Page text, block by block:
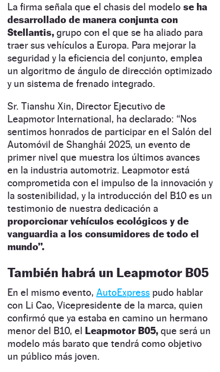
La firma señala que el chasis del modelo se ha
desarrollado de manera conjunta con
Stellantis, grupo con el que se ha aliado para
traer sus vehículos a Europa. Para mejorar la
seguridad y la eficiencia del conjunto, emplea
un algoritmo de ángulo de dirección optimizado
y un sistema de frenado integrado.
Sr. Tianshu Xin, Director Ejecutivo de
Leapmotor International, ha declarado: “Nos
sentimos honrados de participar en el Salón del
Automóvil de Shanghái 2025, un evento de
primer nivel que muestra los últimos avances
en la industria automotriz. Leapmotor está
comprometida con el impulso de la innovación y
la sostenibilidad, y la introducción del B10 es un
testimonio de nuestra dedicación a
proporcionar vehículos ecológicos y de
vanguardia a los consumidores de todo el
mundo”.
También habrá un Leapmotor B05
En el mismo evento, AutoExpress pudo hablar
con Li Cao, Vicepresidente de la marca, quien
confirmó que ya estaba en camino un hermano
menor del B10, el Leapmotor B05, que será un
modelo más barato que tendrá como objetivo
un público más joven.